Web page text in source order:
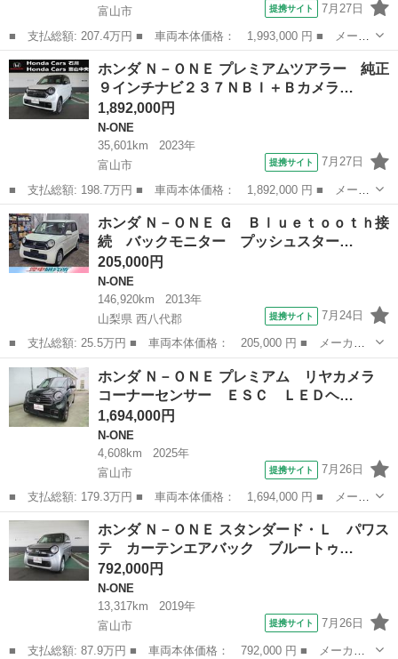
富山市
提携サイト 7月27日
■ 支払総額: 207.4万円 ■ 車両本体価格： 1,993,000 円 ■ メーカ
ー名： ホンダ ■ 車種名： Ｎ－ＯＮＥ ■ グレード名： ＲＳ
ディーラー中古車無料保証２年付 純正８インチディスプレイオーデ
ィオ バ...
富山 富山市 N-ONE
ホンダ Ｎ－ＯＮＥ プレミアムツアラー 純正
９インチナビ２３７ＮＢＩ＋Ｂカメラ…
1,892,000円
N-ONE
35,601km
2023年
富山市
提携サイト 7月27日
■ 支払総額: 198.7万円 ■ 車両本体価格： 1,892,000 円 ■ メーカ
ー名： ホンダ ■ 車種名： Ｎ－ＯＮＥ ■ グレード名： プレミ
アムツアラー 純正９インチナビ２３７ＮＢＩ＋Ｂカメラ／ＥＴＣ／
ドラレコ...
富山 富山市 N-ONE
ホンダ Ｎ－ＯＮＥ Ｇ Ｂｌｕｅｔｏｏｔｈ接
続 バックモニター プッシュスター…
205,000円
N-ONE
146,920km
2013年
山梨県 西八代郡
提携サイト 7月24日
■ 支払総額: 25.5万円 ■ 車両本体価格： 205,000 円 ■ メーカー
名： ホンダ ■ 車種名： Ｎ－ＯＮＥ ■ グレード名： Ｇ Ｂｌ
ｕｅｔｏｏｔｈ接続 バックモニター プッシュスタート 電格ミラ
ー ＣＤ オ...
山梨 西八代郡 N-ONE
ホンダ Ｎ－ＯＮＥ プレミアム リヤカメラ
コーナーセンサー ＥＳＣ ＬＥＤヘ…
1,694,000円
N-ONE
4,608km
2025年
富山市
提携サイト 7月26日
■ 支払総額: 179.3万円 ■ 車両本体価格： 1,694,000 円 ■ メーカ
ー名： ホンダ ■ 車種名： Ｎ－ＯＮＥ ■ グレード名： プレミ
アム リヤカメラ コーナーセンサー ＥＳＣ ＬＥＤヘッドライ
ト オート...
富山 富山市 N-ONE
ホンダ Ｎ－ＯＮＥ スタンダード・Ｌ パワス
テ カーテンエアバック ブルートゥ…
792,000円
N-ONE
13,317km
2019年
富山市
提携サイト 7月26日
■ 支払総額: 87.9万円 ■ 車両本体価格： 792,000 円 ■ メーカー